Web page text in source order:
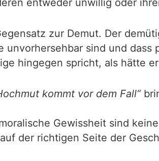
entweder unwillig oder
zur Demut. Der
unvorhersehbar sind und
hingegen spricht, als hätte
kommt vor dem Fall“
Gewissheit sind
der richtigen Seite der